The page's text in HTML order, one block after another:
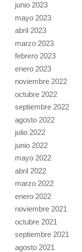
junio 2023
mayo 2023
abril 2023
marzo 2023
febrero 2023
enero 2023
noviembre 2022
octubre 2022
septiembre 2022
agosto 2022
julio 2022
junio 2022
mayo 2022
abril 2022
marzo 2022
enero 2022
noviembre 2021
octubre 2021
septiembre 2021
agosto 2021